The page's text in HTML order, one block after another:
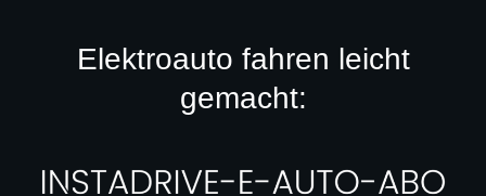
Elektroauto fahren leicht
gemacht: